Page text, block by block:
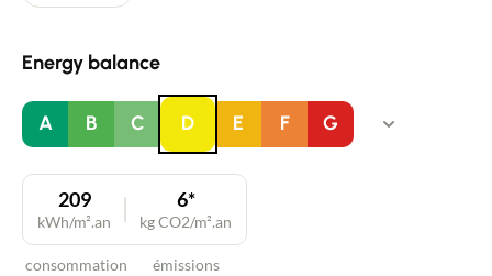
Energy balance
A B C D E F G
consommation
209
kWh/m².an
émissions
6*
kg CO2/m².an